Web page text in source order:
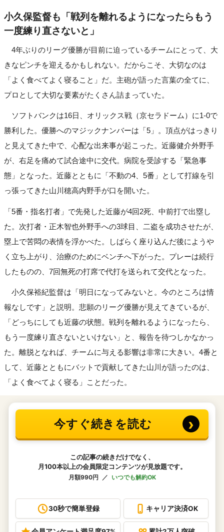
小久保監督も「戦列を離れるようになったらもう
一度練り直さないと」
4年ぶりのリーグ優勝が目前に迫っているチームにとって、大
きなピンチを迎えるかもしれない。だからこそ、大切なのは
「よく食べてよく寝ること」だ。主砲が語った言葉の全てに、
プロとして大切な要素がたくさん詰まっていた。
ソフトバンクは16日、オリックス戦（京セラドーム）に1-0で
勝利した。優勝へのマジックナンバーは「5」。頂点がはっきり
と見えてきた中で、心配な出来事が起こった。近藤健介外野手
が、右足を痛めて試合途中に交代。病院を受診する「緊急事
態」となった。近藤とともに「不動の4、5番」として打線を引
っ張ってきた山川穂高内野手が口を開いた。
「5番・指名打者」で先発した近藤が4回2死、中前打で出塁し
た。次打者・正木智也外野手への3球目、二盗を成功させたが、
塁上で苦悶の表情を浮かべた。しばらく座り込んだ後にようや
く立ち上がり、治療のためにベンチへ下がった。プレーは続行
したものの、7回無死の打席で代打を送られて交代となった。
小久保裕紀監督は「明日になってみないと。今のところは情
報なしです」と説明。悲願のリーグ優勝が見えてきているが、
「どっちにしても近藤の状態。戦列を離れるようになったら、
もう一度練り直さないといけない」と、報告を待つしかなかっ
た。離脱となれば、チームに与える影響は非常に大きい。4番と
して、近藤とともにバットで貢献してきた山川が語ったのは、
「よく食べてよく寝る」ことだった。